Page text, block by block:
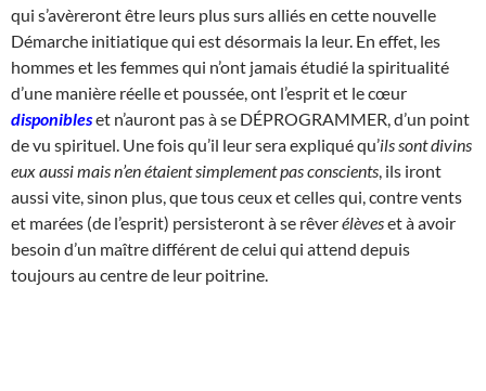
qui s’avèreront être leurs plus surs alliés en cette nouvelle
Démarche initiatique qui est désormais la leur. En effet, les
hommes et les femmes qui n’ont jamais étudié la spiritualité
d’une manière réelle et poussée, ont l’esprit et le cœur
disponibleset n’auront pas à se DÉPROGRAMMER, d’un point
de vu spirituel. Une fois qu’il leur sera expliqué qu’ils sont divins
eux aussi mais n’en étaient simplement pas conscients , ils iront
aussi vite, sinon plus, que tous ceux et celles qui, contre vents
et marées (de l’esprit) persisteront à se rêverélèveset à avoir
besoin d’un maître différent de celui qui attend depuis
toujours au centre de leur poitrine.